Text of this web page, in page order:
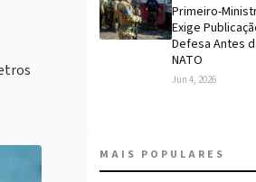
Primeiro-
Exige
Defesa Antes
NATO
Jun 4, 2026
MAIS POPULARES